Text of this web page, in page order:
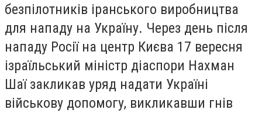
безпілотників іранського виробництва
для нападу на Україну. Через день після
нападу Росії на центр Києва 17 вересня
ізраїльський міністр діаспори Нахман
Шаї закликав уряд надати Україні
військову допомогу, викликавши гнів